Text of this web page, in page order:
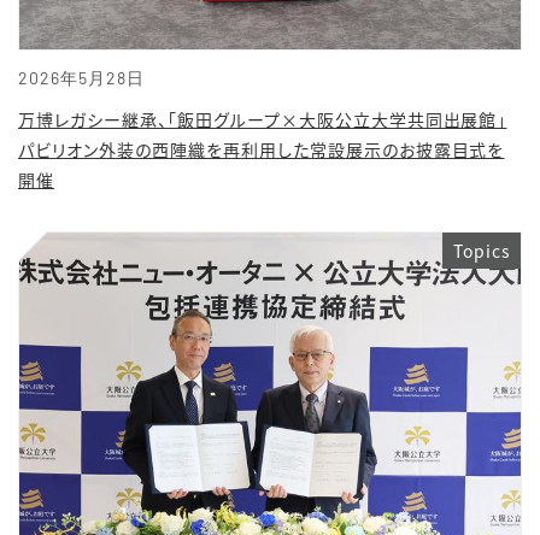
2026年5月28日
万博レガシー継承、「飯田グループ×大阪公立大学共同出展館」
パビリオン外装の西陣織を再利用した常設展示のお披露目式を
開催
Topics